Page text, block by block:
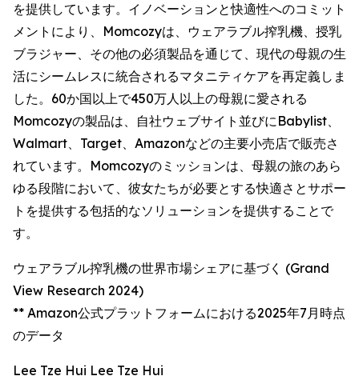
を提供しています。イノベーションと快適性へのコミット
メントにより、Momcozyは、ウェアラブル搾乳機、授乳
ブラジャー、その他の必須製品を通じて、現代の母親の生
活にシームレスに統合されるマタニティケアを再定義しま
した。60か国以上で450万人以上の母親に愛される
Momcozyの製品は、自社ウェブサイト並びにBabylist、
Walmart、Target、Amazonなどの主要小売店で販売さ
れています。Momcozyのミッションは、母親の旅のあら
ゆる段階において、彼女たちが必要とする快適さとサポー
トを提供する包括的なソリューションを提供することで
す。
ウェアラブル搾乳機の世界市場シェアに基づく (Grand
View Research 2024)
** Amazon公式プラットフォームにおける2025年7月時点
のデータ
Lee Tze Hui Lee Tze Hui